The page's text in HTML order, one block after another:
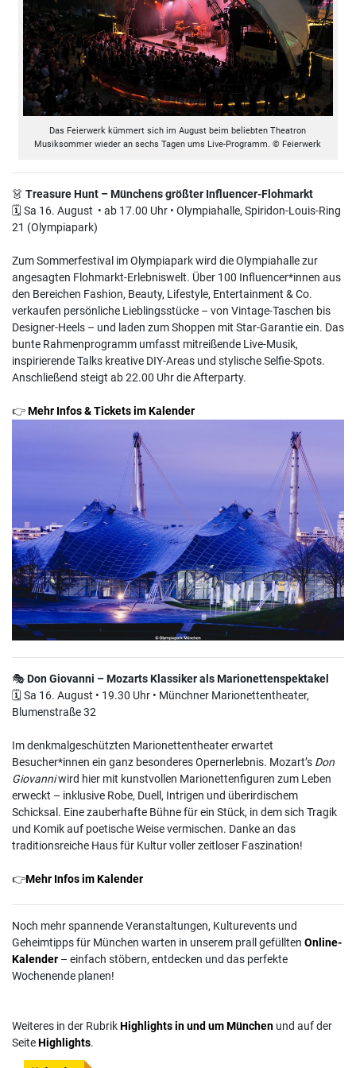
Das Feierwerk kümmert sich im August beim beliebten Theatron
Musiksommer wieder an sechs Tagen ums Live-Programm. © Feierwerk
👗 Treasure Hunt – Münchens größter Influencer-Flohmarkt
🗓 Sa 16. August • ab 17.00 Uhr • Olympiahalle, Spiridon-Louis-Ring
21 (Olympiapark)
Zum Sommerfestival im Olympiapark wird die Olympiahalle zur
angesagten Flohmarkt-Erlebniswelt. Über 100 Influencer*innen aus
den Bereichen Fashion, Beauty, Lifestyle, Entertainment & Co.
verkaufen persönliche Lieblingsstücke – von Vintage-Taschen bis
Designer-Heels – und laden zum Shoppen mit Star-Garantie ein. Das
bunte Rahmenprogramm umfasst mitreißende Live-Musik,
inspirierende Talks kreative DIY-Areas und stylische Selfie-Spots.
Anschließend steigt ab 22.00 Uhr die Afterparty.
👉Mehr Infos & Tickets im Kalender
🎭Don Giovanni – Mozarts Klassiker als Marionettenspektakel
🗓 Sa 16. August • 19.30 Uhr • Münchner Marionettentheater,
Blumenstraße 32
Im denkmalgeschützten Marionettentheater erwartet
Besucher*innen ein ganz besonderes Opernerlebnis. Mozart’s Don
Giovanniwird hier mit kunstvollen Marionettenfiguren zum Leben
erweckt – inklusive Robe, Duell, Intrigen und überirdischem
Schicksal. Eine zauberhafte Bühne für ein Stück, in dem sich Tragik
und Komik auf poetische Weise vermischen. Danke an das
traditionsreiche Haus für Kultur voller zeitloser Faszination!
👉Mehr Infos im Kalender
Noch mehr spannende Veranstaltungen, Kulturevents und
Geheimtipps für München warten in unserem prall gefüllten Online-
Kalender – einfach stöbern, entdecken und das perfekte
Wochenende planen!
Weiteres in der RubrikHighlights in und um München und auf der
SeiteHighlights.